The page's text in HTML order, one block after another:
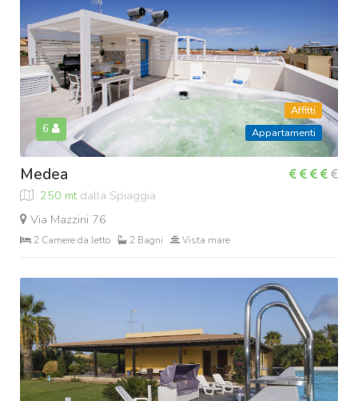
6
Affitti
Appartamenti
Medea
250 mtdalla Spiaggia
Via Mazzini 76
2 Camere da letto 2 Bagni Vista mare